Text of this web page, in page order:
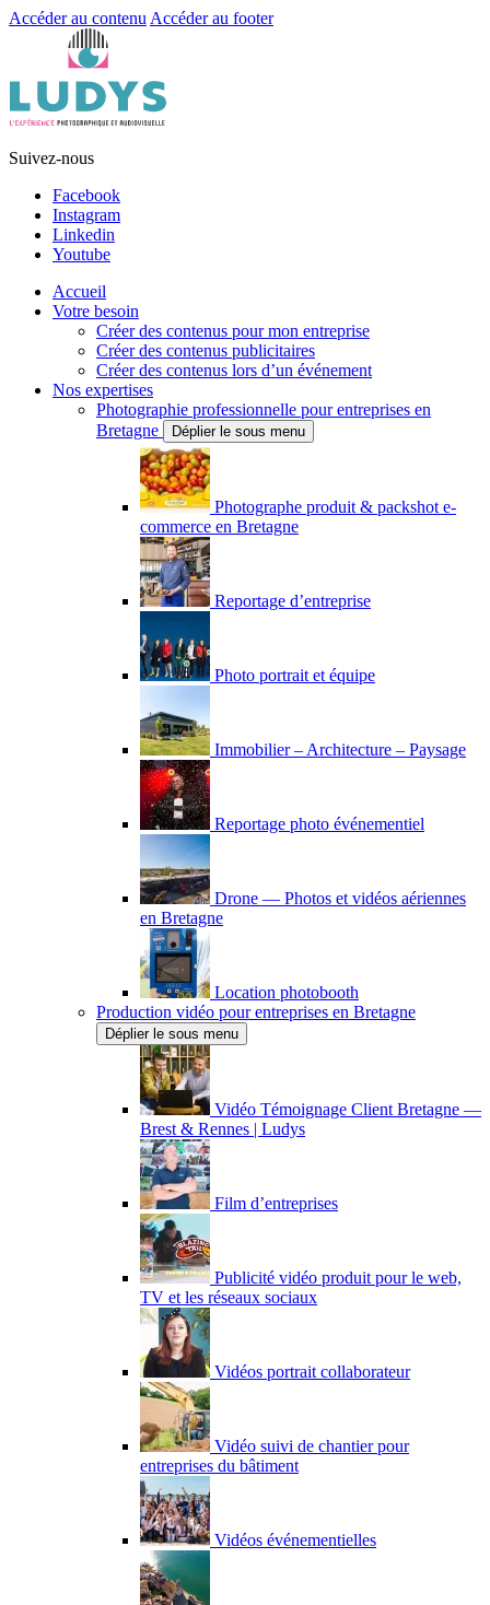
Accéder au contenu Accéder au footer
Suivez-nous
Facebook
Instagram
Linkedin
Youtube
Accueil
Votre besoin
Créer des contenus pour mon entreprise
Créer des contenus publicitaires
Créer des contenus lors d’un événement
Nos expertises
Photographie professionnelle pour entreprises en
Bretagne
Déplier le sous menu
Photographe produit & packshot e-
commerce en Bretagne
Reportage d’entreprise
Photo portrait et équipe
Immobilier – Architecture – Paysage
Reportage photo événementiel
Drone — Photos et vidéos aériennes
en Bretagne
Location photobooth
Production vidéo pour entreprises en Bretagne
Déplier le sous menu
Vidéo Témoignage Client Bretagne —
Brest & Rennes | Ludys
Film d’entreprises
Publicité vidéo produit pour le web,
TV et les réseaux sociaux
Vidéos portrait collaborateur
Vidéo suivi de chantier pour
entreprises du bâtiment
Vidéos événementielles